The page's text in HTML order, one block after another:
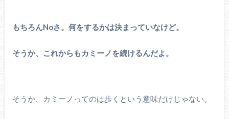
もちろんNoさ。何をするかは決まっていなけど。
そうか、これからもカミーノを続けるんだよ。
そうか、カミーノってのは歩くという意味だけじゃない。